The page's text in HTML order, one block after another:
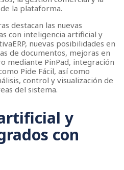
la plataforma.
destacan las nuevas
con inteligencia artificial y
nuevas posibilidades en
de documentos, mejoras en
mediante PinPad, integración
Pide Fácil, así como
control y visualización de
del sistema.
y
con